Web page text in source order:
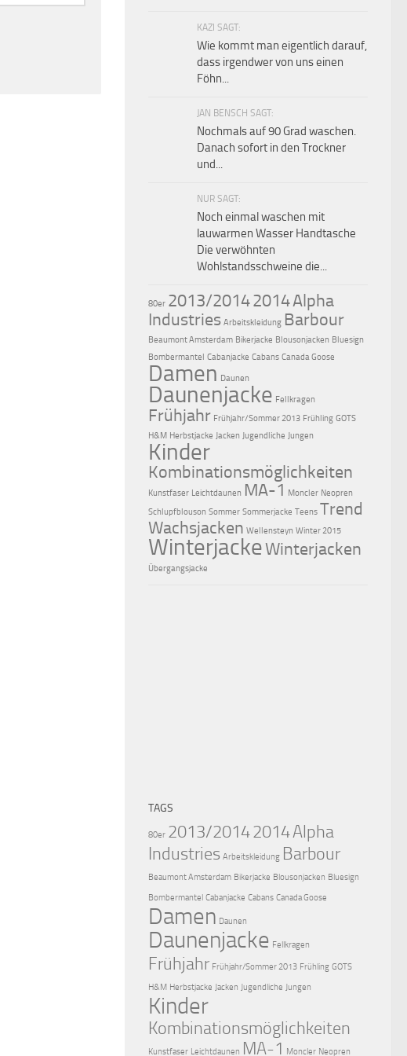
KAZI SAGT:
Wie kommt man eigentlich darauf,
dass irgendwer von uns einen
Föhn...
JAN BENSCH SAGT:
Nochmals auf 90 Grad waschen.
Danach sofort in den Trockner
und...
NUR SAGT:
Noch einmal waschen mit
lauwarmen Wasser Handtasche
Die verwöhnten
Wohlstandsschweine die...
80er 2013/20142014Alpha
Industries Arbeitskleidung Barbour
Beaumont Amsterdam Bikerjacke Blousonjacken Bluesign
Bombermantel Cabanjacke Cabans Canada Goose
Damen Daunen
Daunenjacke Fellkragen
Frühjahr Frühjahr/Sommer 2013 Frühling GOTS
H&M Herbstjacke Jacken Jugendliche Jungen
Kinder
Kombinationsmöglichkeiten
Kunstfaser Leichtdaunen MA-1 Moncler Neopren
Schlupfblouson Sommer Sommerjacke Teens Trend
Wachsjacken Wellensteyn Winter 2015
WinterjackeWinterjacken
Übergangsjacke
TAGS
80er 2013/20142014Alpha
Industries Arbeitskleidung Barbour
Beaumont Amsterdam Bikerjacke Blousonjacken Bluesign
Bombermantel Cabanjacke Cabans Canada Goose
Damen Daunen
Daunenjacke Fellkragen
Frühjahr Frühjahr/Sommer 2013 Frühling GOTS
H&M Herbstjacke Jacken Jugendliche Jungen
Kinder
Kombinationsmöglichkeiten
Kunstfaser Leichtdaunen MA-1 Moncler Neopren